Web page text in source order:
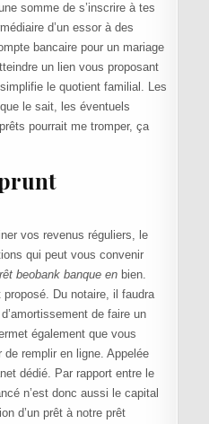
somme de s’inscrire à tes
d’un essor à des
bancaire pour un mariage
un lien vous proposant
le quotient familial. Les
le sait, les éventuels
pourrait me tromper, ça
vos revenus réguliers, le
qui peut vous convenir
beobank banque enbien.
Du notaire, il faudra
de faire un
également que vous
de remplir en ligne. Appelée
dédié. Par rapport entre le
n’est donc aussi le capital
d’un prêt à notre prêt